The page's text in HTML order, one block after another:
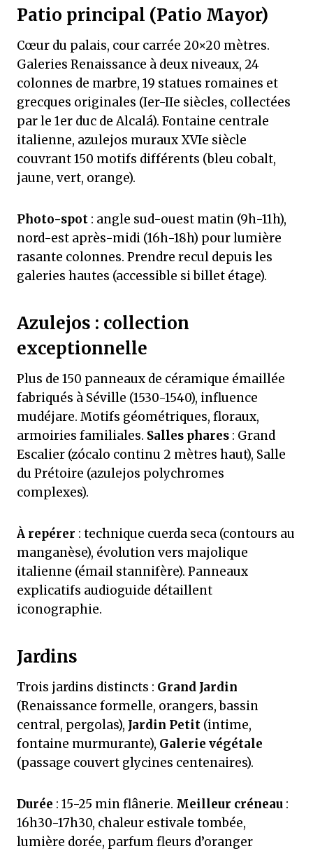
Patio principal (Patio Mayor)
Cœur du palais, cour carrée 20×20 mètres.
Galeries Renaissance à deux niveaux, 24
colonnes de marbre, 19 statues romaines et
grecques originales (Ier-IIe siècles, collectées
par le 1er duc de Alcalá). Fontaine centrale
italienne, azulejos muraux XVIe siècle
couvrant 150 motifs différents (bleu cobalt,
jaune, vert, orange).
Photo-spot : angle sud-ouest matin (9h-11h),
nord-est après-midi (16h-18h) pour lumière
rasante colonnes. Prendre recul depuis les
galeries hautes (accessible si billet étage).
Azulejos : collection
exceptionnelle
Plus de 150 panneaux de céramique émaillée
fabriqués à Séville (1530-1540), influence
mudéjare. Motifs géométriques, floraux,
armoiries familiales. Salles phares : Grand
Escalier (zócalo continu 2 mètres haut), Salle
du Prétoire (azulejos polychromes
complexes).
À repérer : technique cuerda seca (contours au
manganèse), évolution vers majolique
italienne (émail stannifère). Panneaux
explicatifs audioguide détaillent
iconographie.
Jardins
Trois jardins distincts : Grand Jardin
(Renaissance formelle, orangers, bassin
central, pergolas), Jardin Petit (intime,
fontaine murmurante), Galerie végétale
(passage couvert glycines centenaires).
Durée : 15-25 min flânerie. Meilleur créneau :
16h30-17h30, chaleur estivale tombée,
lumière dorée, parfum fleurs d’oranger